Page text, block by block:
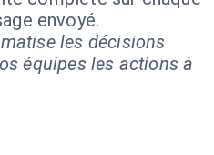
envoyé.
les décisions
équipes les actions à